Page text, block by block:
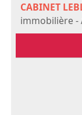
CABINET
immobilière -